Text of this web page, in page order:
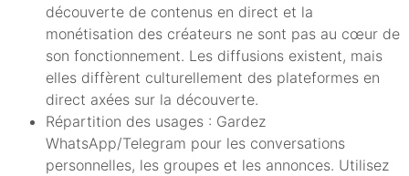
découverte de contenus en direct et la
monétisation des créateurs ne sont pas au cœur de
son fonctionnement. Les diffusions existent, mais
elles diffèrent culturellement des plateformes en
direct axées sur la découverte.
Répartition des usages : Gardez
WhatsApp/Telegram pour les conversations
personnelles, les groupes et les annonces. Utilisez